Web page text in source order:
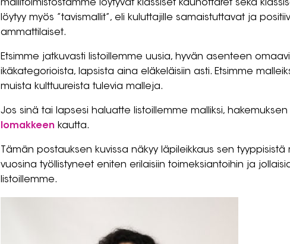
mallitoimistostamme löytyvät klassiset kaunottaret sekä
löytyy myös ”tavismallit”, eli kuluttajille samaistuttavat ja
ammattilaiset.
Etsimme jatkuvasti listoillemme uusia, hyvän asenteen
ikäkategorioista, lapsista aina eläkeläisiin asti. Etsimme
muista kulttuureista tulevia malleja.
Jos sinä tai lapsesi haluatte listoillemme malliksi,
lomakkeen kautta.
Tämän postauksen kuvissa näkyy läpileikkaus sen
vuosina työllistyneet eniten erilaisiin toimeksiantoihin ja
listoillemme.